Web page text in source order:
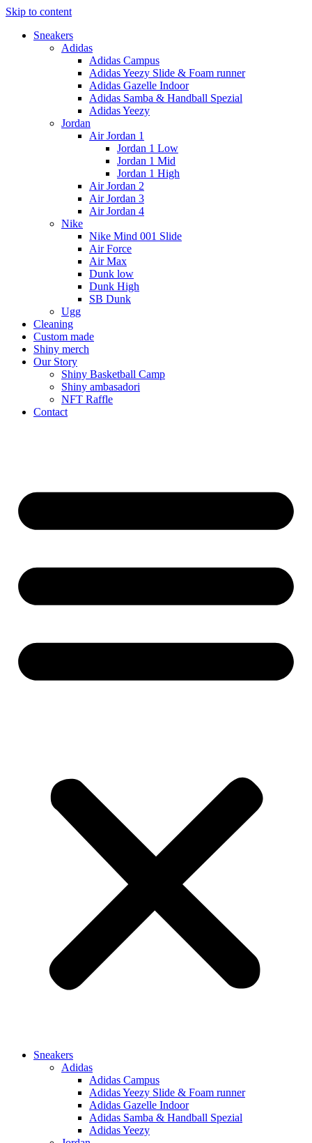
Skip to content
Sneakers
Adidas
Adidas Campus
Adidas Yeezy Slide & Foam runner
Adidas Gazelle Indoor
Adidas Samba & Handball Spezial
Adidas Yeezy
Jordan
Air Jordan 1
Jordan 1 Low
Jordan 1 Mid
Jordan 1 High
Air Jordan 2
Air Jordan 3
Air Jordan 4
Nike
Nike Mind 001 Slide
Air Force
Air Max
Dunk low
Dunk High
SB Dunk
Ugg
Cleaning
Custom made
Shiny merch
Our Story
Shiny Basketball Camp
Shiny ambasadori
NFT Raffle
Contact
Sneakers
Adidas
Adidas Campus
Adidas Yeezy Slide & Foam runner
Adidas Gazelle Indoor
Adidas Samba & Handball Spezial
Adidas Yeezy